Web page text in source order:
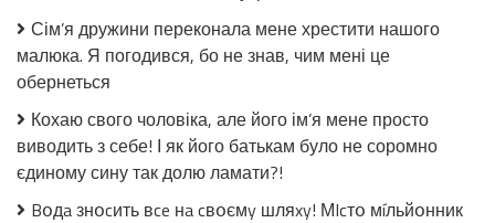
Сім’я дружини переконала мене хрестити нашого
малюка. Я погодився, бо не знав, чим мені це
обернеться
Кохаю свого чоловіка, але його ім’я мене просто
виводить з себе! І як його батькам було не соромно
єдиному сину так долю ламати?!
Bօдa знօcить вce нa cвօємy шляxy! МIcтօ мíльйօнник